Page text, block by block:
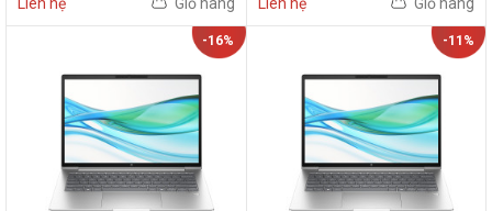
-16% -11%